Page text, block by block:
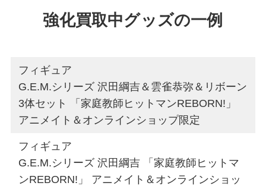
強化買取中グッズの一例
フィギュア
G.E.M.シリーズ 沢田綱吉＆雲雀恭弥＆リボーン
3体セット 「家庭教師ヒットマンREBORN!」
アニメイト＆オンラインショップ限定
フィギュア
G.E.M.シリーズ 沢田綱吉 「家庭教師ヒットマ
ンREBORN!」 アニメイト＆オンラインショッ